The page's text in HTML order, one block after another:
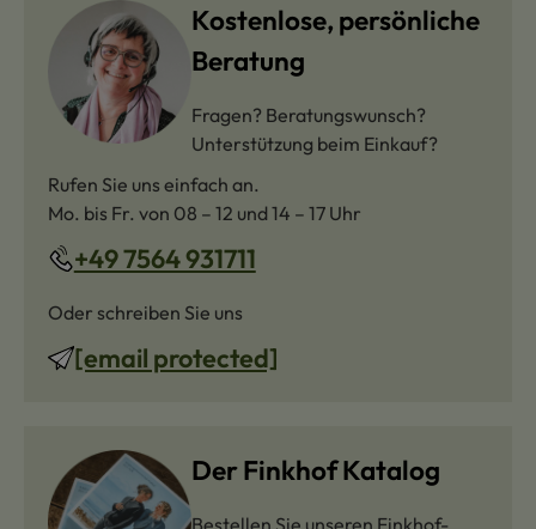
Kostenlose, persönliche
Beratung
Fragen? Beratungswunsch?
Unterstützung beim Einkauf?
Rufen Sie uns einfach an.
Mo. bis Fr. von 08 – 12 und 14 – 17 Uhr
+49 7564 931711
Oder schreiben Sie uns
[email protected]
Der Finkhof Katalog
Bestellen Sie unseren Finkhof-